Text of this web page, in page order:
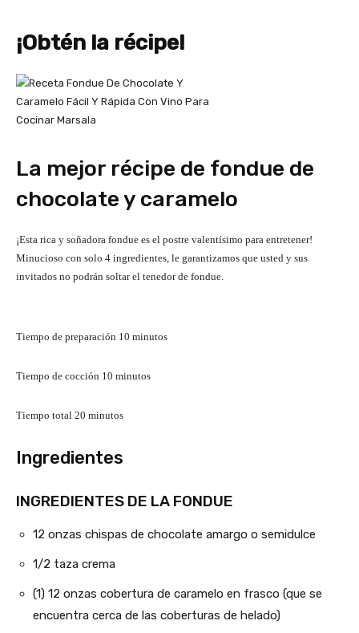
¡Obtén la récipe!
La mejor récipe de fondue de
chocolate y caramelo
¡Esta rica y soñadora fondue es el postre valentísimo para entretener!
Minucioso con solo 4 ingredientes, le garantizamos que usted y sus
invitados no podrán soltar el tenedor de fondue.
Tiempo de preparación 10 m
n
minutos
Tiempo de cocción 10 m
n
o
minutos
Tiempo total 20 m
n
o
minutos
Ingredientes
INGREDIENTES DE LA FONDUE
12 onzas chispas de chocolate amargo o semidulce
1/2 taza crema
(1) 12 onzas cobertura de caramelo en frasco (que se
encuentra cerca de las coberturas de helado)